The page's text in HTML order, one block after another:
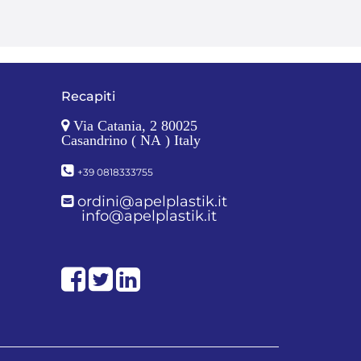
Recapiti
Via Catania, 2 80025
Casandrino ( NA ) Italy
+39 0818333755
ordini@apelplastik.it
info@apelplastik.it
Facebook
TwitterLinkedIn